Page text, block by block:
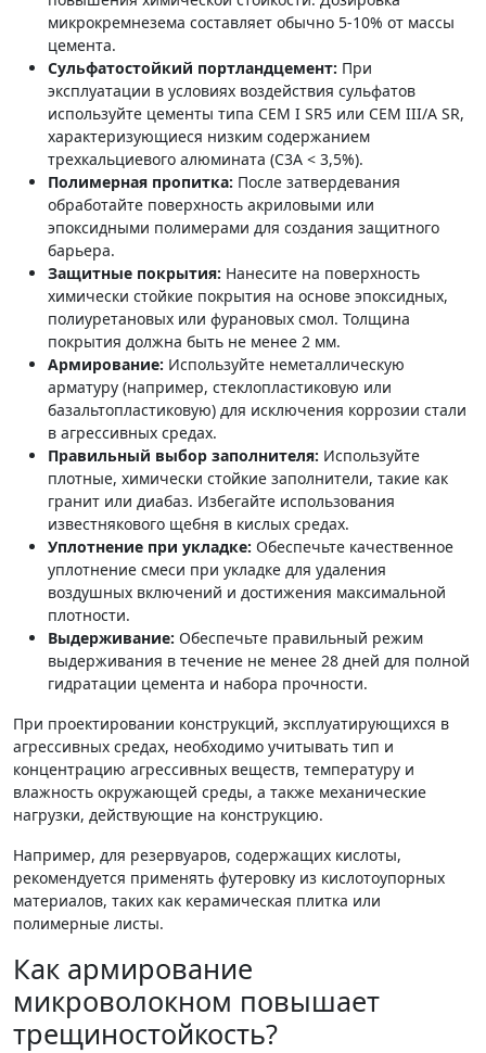
микрокремнезема составляет обычно 5-10% от массы
цемента.
Сульфатостойкий портландцемент: При
эксплуатации в условиях воздействия сульфатов
используйте цементы типа CEM I SR5 или CEM III/A SR,
характеризующиеся низким содержанием
трехкальциевого алюмината (C3A < 3,5%).
Полимерная пропитка: После затвердевания
обработайте поверхность акриловыми или
эпоксидными полимерами для создания защитного
барьера.
Защитные покрытия: Нанесите на поверхность
химически стойкие покрытия на основе эпоксидных,
полиуретановых или фурановых смол. Толщина
покрытия должна быть не менее 2 мм.
Армирование: Используйте неметаллическую
арматуру (например, стеклопластиковую или
базальтопластиковую) для исключения коррозии стали
в агрессивных средах.
Правильный выбор заполнителя: Используйте
плотные, химически стойкие заполнители, такие как
гранит или диабаз. Избегайте использования
известнякового щебня в кислых средах.
Уплотнение при укладке: Обеспечьте качественное
уплотнение смеси при укладке для удаления
воздушных включений и достижения максимальной
плотности.
Выдерживание: Обеспечьте правильный режим
выдерживания в течение не менее 28 дней для полной
гидратации цемента и набора прочности.
При проектировании конструкций, эксплуатирующихся в
агрессивных средах, необходимо учитывать тип и
концентрацию агрессивных веществ, температуру и
влажность окружающей среды, а также механические
нагрузки, действующие на конструкцию.
Например, для резервуаров, содержащих кислоты,
рекомендуется применять футеровку из кислотоупорных
материалов, таких как керамическая плитка или
полимерные листы.
Как армирование
микроволокном повышает
трещиностойкость?